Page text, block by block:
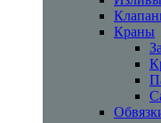
Краны